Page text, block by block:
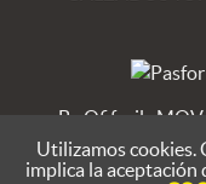
By Ofifacil ·
Utilizamos cookies.
implica la aceptación